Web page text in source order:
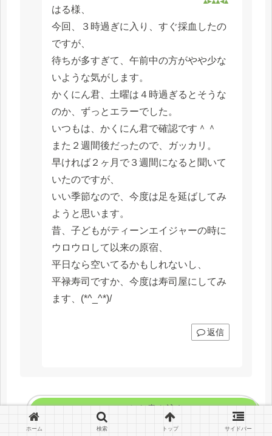
はる様、
今回、３時過ぎに入り、すぐ採血したの
ですが、
待ちが多すぎて、午前中の方がやや少な
いような気がします。
かくにん君、土曜は４時過ぎるとそうな
のか、ずっとエラーでした。
いつもは、かくにん君で確認です＾＾
また２週間後だったので、ガッカリ。
早ければ２ヶ月で３週間になると聞いて
いたのですが、
いい季節なので、今度は足を延ばしてみ
ようと思います。
昔、子どもがティーンエイジャーの時に
ウロウロして以来の原宿、
平日なら空いてるかもしれないし、
平禄寿司ですか、今度は寿司屋にしてみ
ます、(*^_^*)/
返信
コメントを書き込む
ホーム 検索 トップ サイドバー